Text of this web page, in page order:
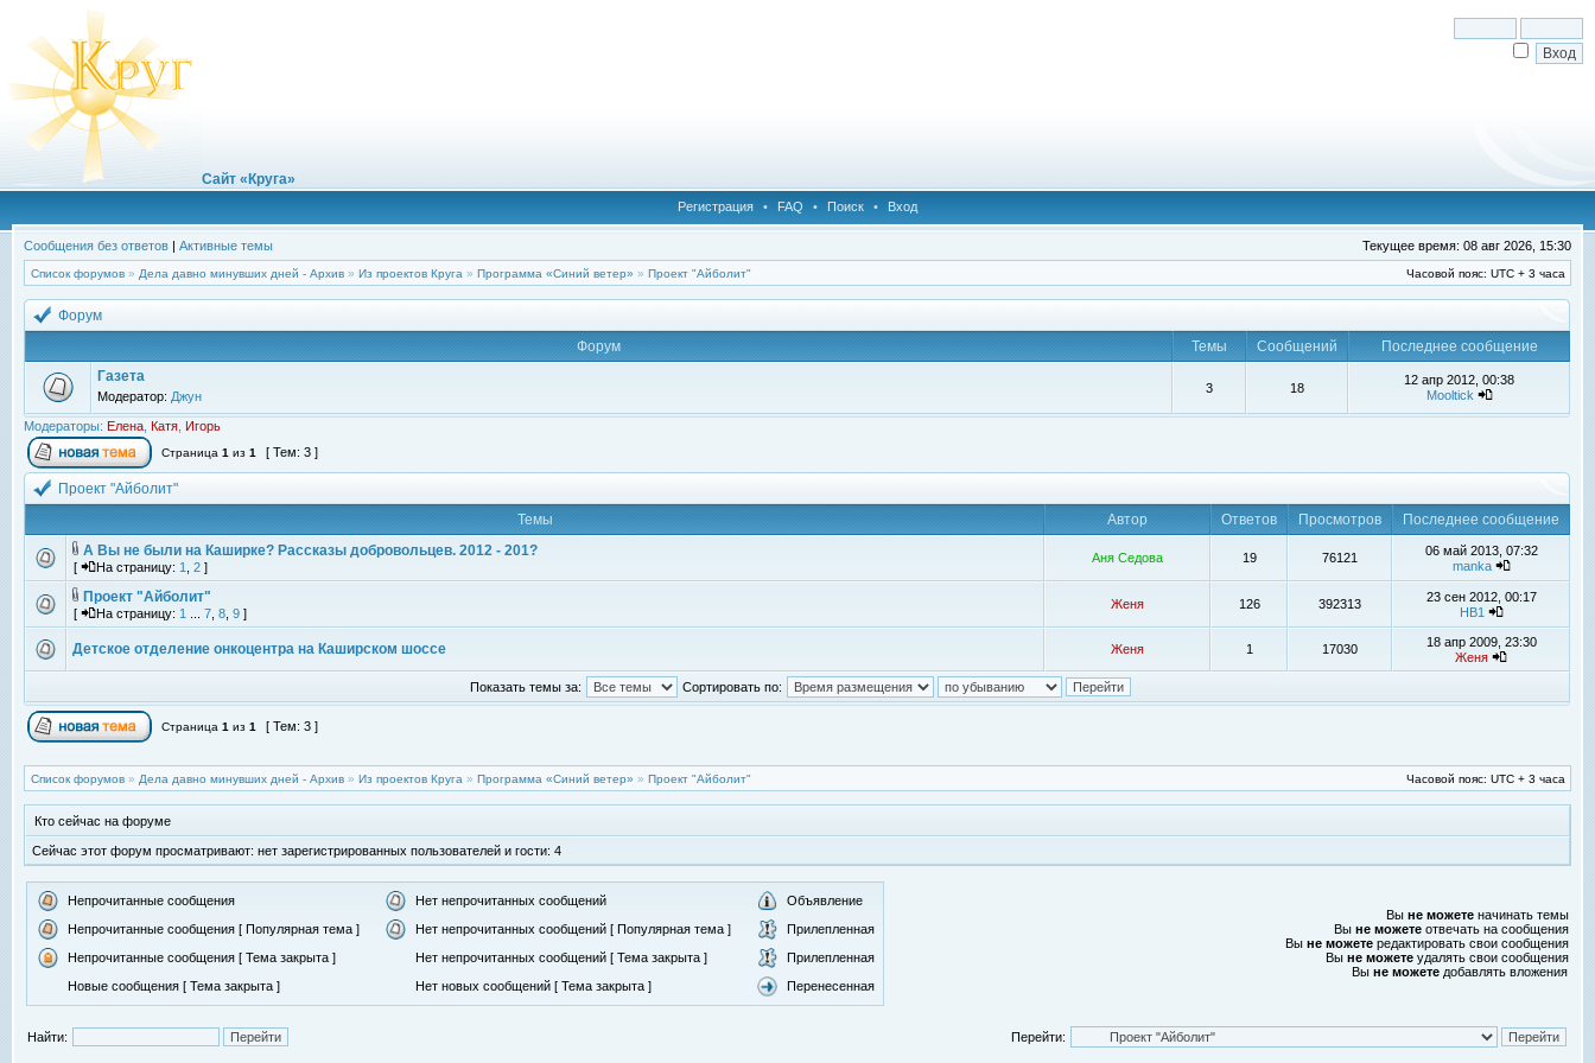
Сайт «Круга»
Регистрация • FAQ • Поиск • Вход
Сообщения без ответов | Активные темы Текущее время: 08 авг 2026, 15:30
Список форумов » Дела давно минувших дней - Архив » Из проектов Круга » Программа «Синий ветер» » Проект "Айболит" Часовой пояс: UTC + 3 часа
Форум
Форум
Темы Сообщений
Последнее сообщение
Газета
Модератор: Джун
3 18
12 апр 2012, 00:38
Mooltick
Модераторы: Елена Катя Игорь
Страница 1 из 1 [ Тем: 3 ]
Проект "Айболит"
Темы
Автор Ответов Просмотров
Последнее сообщение
А Вы не были на Каширке? Рассказы добровольцев. 2012 - 201?
[ На страницу: 1 2 ]
Аня Седова 19 76121
06 май 2013, 07:32
manka
Проект "Айболит"
[ На страницу: 1 7 8 9 ]
Женя 126 392313
23 сен 2012, 00:17
НВ1
Детское отделение онкоцентра на Каширском шоссе Женя 1 17030
18 апр 2009, 23:30
Женя
Показать темы за: Сортировать по:
Страница 1 из 1 [ Тем: 3 ]
Список форумов » Дела давно минувших дней - Архив » Из проектов Круга » Программа «Синий ветер» » Проект "Айболит" Часовой пояс: UTC + 3 часа
Кто сейчас на форуме
Сейчас этот форум просматривают: нет зарегистрированных пользователей и гости: 4
Непрочитанные сообщения Нет непрочитанных сообщений
Объявление
Непрочитанные сообщения [ Популярная тема ]
Нет непрочитанных сообщений [ Популярная тема ]
Прилепленная
Непрочитанные сообщения [ Тема закрыта ]
Нет непрочитанных сообщений [ Тема закрыта ]
Прилепленная
Новые сообщения [ Тема закрыта ]
Нет новых сообщений [ Тема закрыта ] Перенесенная
Вы не можете начинать темы
Вы не можете отвечать на сообщения
Вы не можете редактировать свои сообщения
Вы не можете удалять свои сообщения
Вы не можете добавлять вложения
Найти: Перейти: